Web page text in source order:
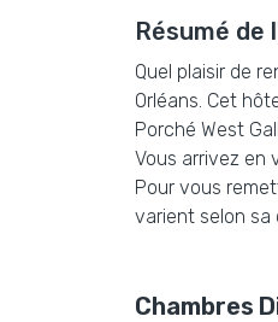
Résumé
Quel plaisir de
Orléans. Cet
Porché West
Vous arrivez en
Pour vous
varient selon sa
Chambres